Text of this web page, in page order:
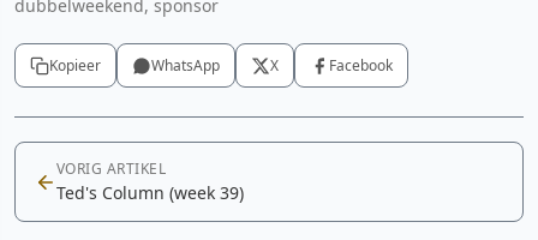
dubbelweekend, sponsor
Kopieer WhatsApp X Facebook
VORIG ARTIKEL
Ted's Column (week 39)